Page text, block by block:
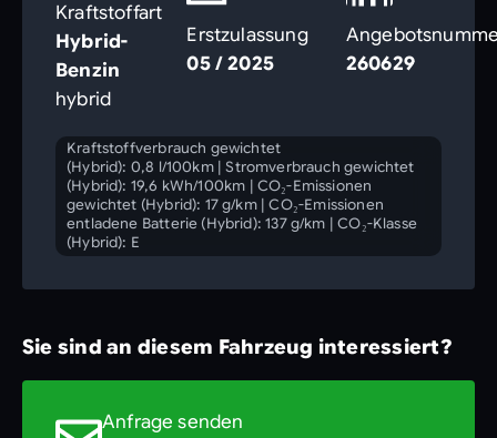
Kraftstoffart
Hybrid-
Benzin
Erstzulassung
05 / 2025
260629
hybrid
Kraftstoffverbrauch gewichtet
(Hybrid): 0,8 l/100km|Stromverbrauch gewichtet
(Hybrid): 19,6 kWh/100km | CO₂-Emissionen
gewichtet (Hybrid): 17 g/km|CO₂-Emissionen
entladene Batterie (Hybrid): 137 g/km |CO₂-Klasse
(Hybrid): E
Sie sind an diesem Fahrzeug interessiert?
Anfrage senden